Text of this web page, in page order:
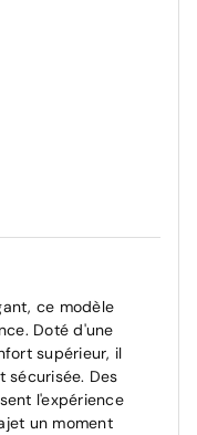
ce modèle
Doté d'une
supérieur, il
sécurisée. Des
l'expérience
un moment